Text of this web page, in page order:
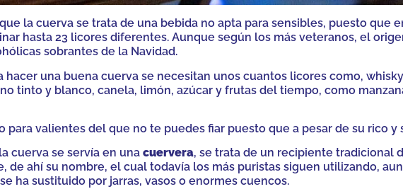
la cuerva se trata de una bebida no apta para sensibles, puesto que
hasta 23 licores diferentes. Aunque según los más veteranos, el
sobrantes de la Navidad.
hacer una buena cuerva se necesitan unos cuantos licores como,
tinto y blanco, canela, limón, azúcar y frutas del tiempo, como
para valientes del que no te puedes fiar puesto que a pesar de su rico y
cuerva se servía en una cuervera, se trata de un recipiente tradicional
de ahí su nombre, el cual todavía los más puristas siguen utilizando,
ha sustituido por jarras, vasos o enormes cuencos.